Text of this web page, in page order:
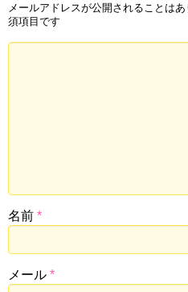
メールアドレスが公開されることはあ
須項目です
名前 *
メール *